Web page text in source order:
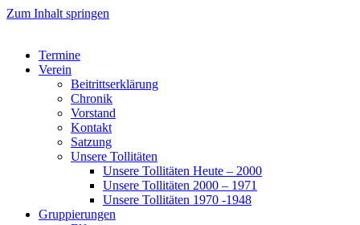
Zum Inhalt springen
Termine
Verein
Beitrittserklärung
Chronik
Vorstand
Kontakt
Satzung
Unsere Tollitäten
Unsere Tollitäten Heute – 2000
Unsere Tollitäten 2000 – 1971
Unsere Tollitäten 1970 -1948
Gruppierungen